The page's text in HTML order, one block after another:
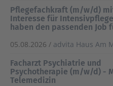
Pflegefachkraft (m/w/d)
Interesse für
haben den passenden Job
05.08.2026 / advita Haus Am
Facharzt Psychiatrie und
Psychotherapie (m/w/d) -
Telemedizin